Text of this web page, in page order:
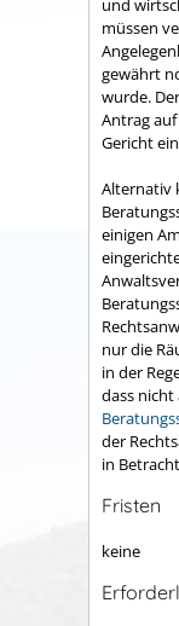
müssen
gewährt
wurde.
Antrag
Gericht
Alternativ
einigen
nur die
in der
dass nicht
der
in
Fristen
keine